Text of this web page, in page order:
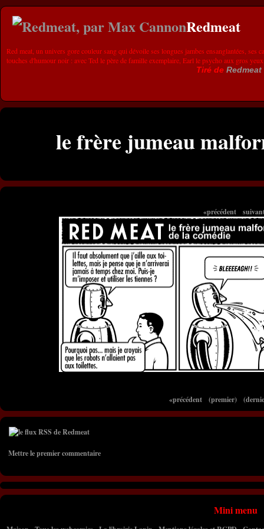
Redmeat
Red meat, un univers gore couleur sang qui dévoile ses longues jambes ensanglantées, ses
touches d'humour noir : avec Ted le père de famille exemplaire, Earl le psycho aux gros
Tiré de Redmeat
le frère jumeau
«précédent
«précédent (premier)
Mettre le premier commentaire
Mini menu